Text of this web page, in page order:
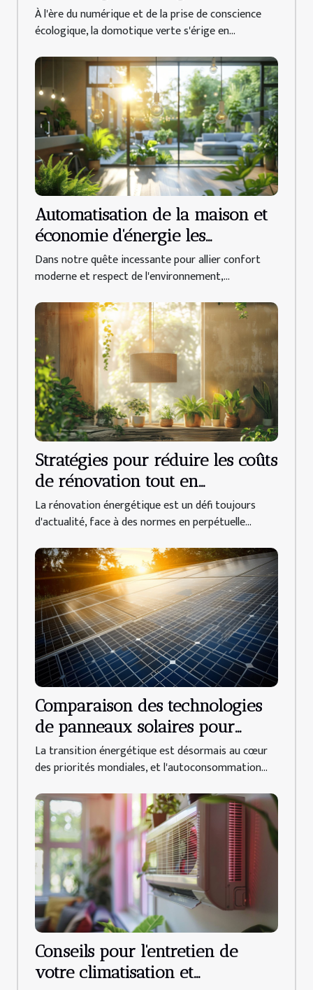
peuvent réduire la
consommation d'énergie
À l'ère du numérique et de la prise de conscience
écologique, la domotique verte s'érige en...
Automatisation de la maison et
économie d'énergie les
dispositifs intelligents à adopter
Dans notre quête incessante pour allier confort
moderne et respect de l'environnement,...
Stratégies pour réduire les coûts
de rénovation tout en
respectant les normes
énergétiques
La rénovation énergétique est un défi toujours
d'actualité, face à des normes en perpétuelle...
Comparaison des technologies
de panneaux solaires pour
l'autoconsommation
La transition énergétique est désormais au cœur
des priorités mondiales, et l'autoconsommation...
Conseils pour l'entretien de
votre climatisation et